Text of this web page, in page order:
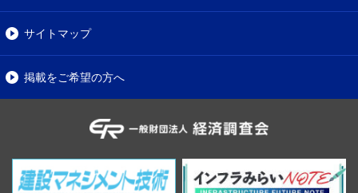
サイトマップ
掲載をご希望の方へ